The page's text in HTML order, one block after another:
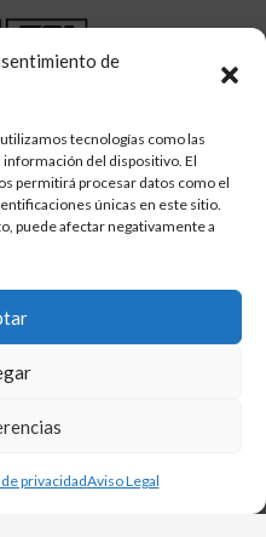
de
tecnologías como las
información del dispositivo. El
permitirá procesar datos como el
únicas en este sitio.
puede afectar negativamente a
privacidadAviso Legal